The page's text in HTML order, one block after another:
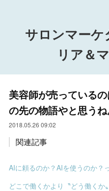
サロンマーケ
リア＆
美容師が売っている
の先の物語やと思う
2018.05.26 09:02
関連記事
AIに頼るのか？AIを使うのか？
どこで働くかより〝どう働くか〟